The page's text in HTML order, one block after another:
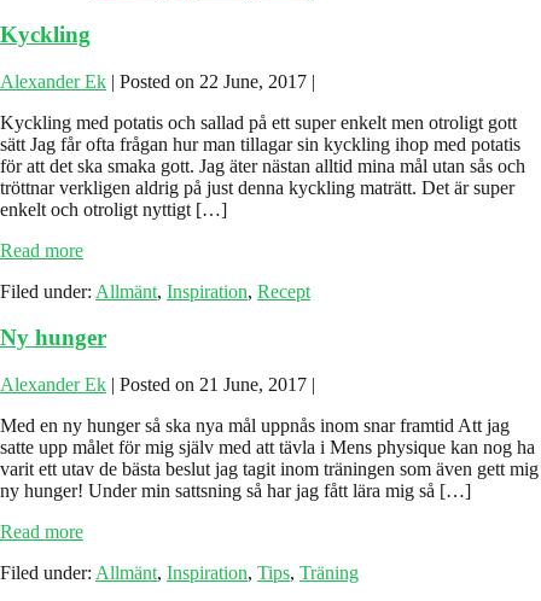
Kyckling
Alexander Ek | Posted on 22 June, 2017 |
Kyckling med potatis och sallad på ett super enkelt men otroligt gott
sätt Jag får ofta frågan hur man tillagar sin kyckling ihop med potatis
för att det ska smaka gott. Jag äter nästan alltid mina mål utan sås och
tröttnar verkligen aldrig på just denna kyckling maträtt. Det är super
enkelt och otroligt nyttigt […]
Read moreKyckling
Filed under: Allmänt, Inspiration, Recept
Ny hunger
Alexander Ek | Posted on 21 June, 2017 |
Med en ny hunger så ska nya mål uppnås inom snar framtid Att jag
satte upp målet för mig själv med att tävla i Mens physique kan nog ha
varit ett utav de bästa beslut jag tagit inom träningen som även gett mig
ny hunger! Under min sattsning så har jag fått lära mig så […]
Read moreNy
Filed under: Allmänt, Inspiration, Tips, Träning